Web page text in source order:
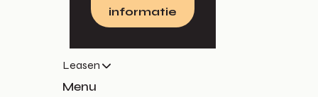
informatie
Leasen
Menu